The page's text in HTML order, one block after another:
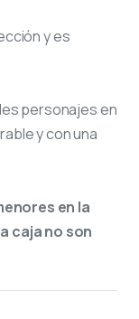
y es
personajes en
y con una
en la
caja no son